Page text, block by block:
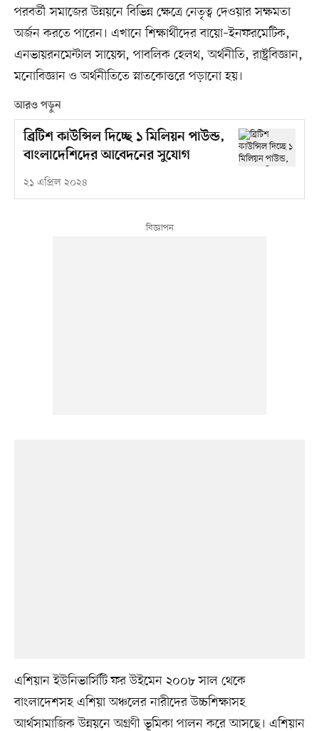
পরবর্তী সমাজের উন্নয়নে বিভিন্ন ক্ষেত্রে নেতৃত্ব দেওয়ার সক্ষমতা
অর্জন করতে পারেন। এখানে শিক্ষার্থীদের বায়ো–ইনফরমেটিক,
এনভায়রনমেন্টাল সায়েন্স, পাবলিক হেলথ, অর্থনীতি, রাষ্ট্রবিজ্ঞান,
মনোবিজ্ঞান ও অর্থনীতিতে স্নাতকোত্তরে পড়ানো হয়।
আরও পড়ুন
ব্রিটিশ কাউন্সিল দিচ্ছে ১ মিলিয়ন পাউন্ড,
বাংলাদেশিদের আবেদনের সুযোগ
২১ এপ্রিল ২০২৪
এশিয়ান ইউনিভার্সিটি ফর উইমেন ২০০৮ সাল থেকে
বাংলাদেশসহ এশিয়া অঞ্চলের নারীদের উচ্চশিক্ষাসহ
আর্থসামাজিক উন্নয়নে অগ্রণী ভূমিকা পালন করে আসছে। এশিয়ান